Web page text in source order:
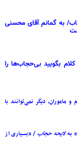
به گمانم آقای محسنی
بگویید بی‌حجاب‌ها را
دیگر نمی‌توانند با
بهلایحه حجاب / «بسیاری از